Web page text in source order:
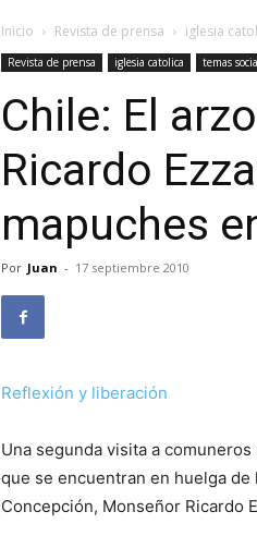
Inicio Revista de prensa iglesia
Revista de prensa iglesia catolica temas
Chile: El
Ricardo
mapuches
Por Juan - 17 septiembre 2010
Reflexión y liberación
Una segunda visita a
que se encuentran en huelga
Concepción, Monseñor Ricardo